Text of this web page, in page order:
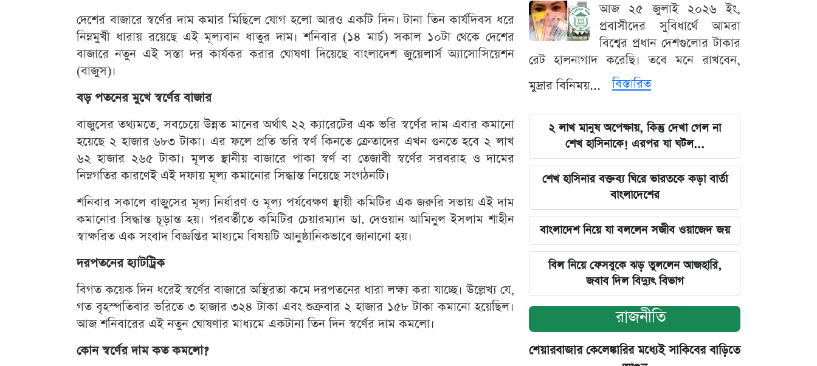
দেশের বাজারে স্বর্ণের দাম কমার মিছিলে যোগ হলো আরও একটি দিন। টানা তিন কার্যদিবস ধরে
নিম্নমুখী ধারায় রয়েছে এই মূল্যবান ধাতুর দাম। শনিবার (১৪ মার্চ) সকাল ১০টা থেকে দেশের
বাজারে নতুন এই সস্তা দর কার্যকর করার ঘোষণা দিয়েছে বাংলাদেশ জুয়েলার্স অ্যাসোসিয়েশন
(বাজুস)।
বড় পতনের মুখে স্বর্ণের বাজার
বাজুসের তথ্যমতে, সবচেয়ে উন্নত মানের অর্থাৎ ২২ ক্যারেটের এক ভরি স্বর্ণের দাম এবার কমানো
হয়েছে ২ হাজার ৬৮৩ টাকা। এর ফলে প্রতি ভরি স্বর্ণ কিনতে ক্রেতাদের এখন গুনতে হবে ২ লাখ
৬২ হাজার ২৬৫ টাকা। মূলত স্থানীয় বাজারে পাকা স্বর্ণ বা তেজাবী স্বর্ণের সরবরাহ ও দামের
নিম্নগতির কারণেই এই দফায় মূল্য কমানোর সিদ্ধান্ত নিয়েছে সংগঠনটি।
শনিবার সকালে বাজুসের মূল্য নির্ধারণ ও মূল্য পর্যবেক্ষণ স্থায়ী কমিটির এক জরুরি সভায় এই দাম
কমানোর সিদ্ধান্ত চূড়ান্ত হয়। পরবর্তীতে কমিটির চেয়ারম্যান ডা. দেওয়ান আমিনুল ইসলাম শাহীন
স্বাক্ষরিত এক সংবাদ বিজ্ঞপ্তির মাধ্যমে বিষয়টি আনুষ্ঠানিকভাবে জানানো হয়।
দরপতনের হ্যাটট্রিক
বিগত কয়েক দিন ধরেই স্বর্ণের বাজারে অস্থিরতা কমে দরপতনের ধারা লক্ষ্য করা যাচ্ছে। উল্লেখ্য যে,
গত বৃহস্পতিবার ভরিতে ৩ হাজার ৩২৪ টাকা এবং শুক্রবার ২ হাজার ১৫৮ টাকা কমানো হয়েছিল।
আজ শনিবারের এই নতুন ঘোষণার মাধ্যমে একটানা তিন দিন স্বর্ণের দাম কমলো।
কোন স্বর্ণের দাম কত কমলো?
আজ ২৫ জুলাই ২০২৬ ইং,
প্রবাসীদের সুবিধার্থে আমরা
বিশ্বের প্রধান দেশগুলোর টাকার
রেট হালনাগাদ করেছি। তবে মনে রাখবেন,
মুদ্রার বিনিময়...
বিস্তারিত
২ লাখ মানুষ অপেক্ষায়, কিন্তু দেখা গেল না
শেখ হাসিনাকে! এরপর যা ঘটল...
শেখ হাসিনার বক্তব্য ঘিরে ভারতকে কড়া বার্তা
বাংলাদেশের
বাংলাদেশ নিয়ে যা বললেন সজীব ওয়াজেদ জয়
বিল নিয়ে ফেসবুকে ঝড় তুললেন আজহারি,
জবাব দিল বিদ্যুৎ বিভাগ
রাজনীতি
শেয়ারবাজার কেলেঙ্কারির মধ্যেই সাকিবের বাড়িতে